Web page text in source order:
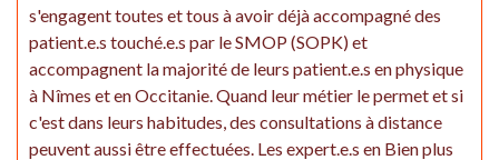
s'engagent toutes et tous à avoir déjà accompagné des
patient.e.s touché.e.s par le SMOP (SOPK) et
accompagnent la majorité de leurs patient.e.s en physique
à Nîmes et en Occitanie. Quand leur métier le permet et si
c'est dans leurs habitudes, des consultations à distance
peuvent aussi être effectuées. Les expert.e.s en Bien plus